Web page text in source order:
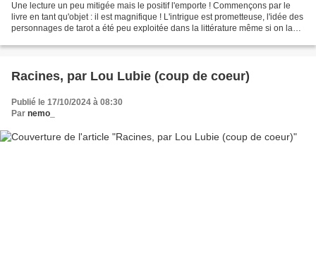
Une lecture un peu mitigée mais le positif l'emporte ! Commençons par le
livre en tant qu'objet : il est magnifique ! L'intrigue est prometteuse, l'idée des
personnages de tarot a été peu exploitée dans la littérature même si on la
Racines, par Lou Lubie (coup de coeur)
Publié le 17/10/2024 à 08:30
Par nemo_